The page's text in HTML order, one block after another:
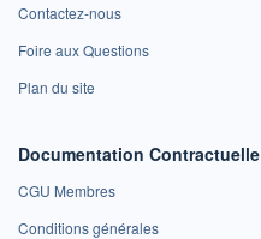
Contactez-nous
Foire aux Questions
Plan du site
Documentation Contractuelle
CGU Membres
Conditions générales